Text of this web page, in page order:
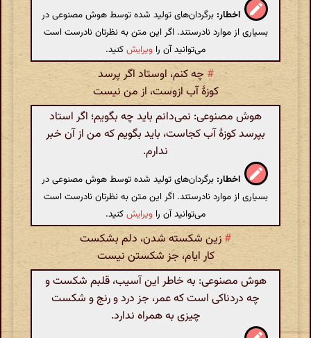
اخطار: برگردان‌های تولید شده توسط هوش مصنوعی در
بسیاری از موارد نادرستند. اگر این متن به نظرتان نادرست است
می‌توانید آن را ویرایشکنید.
#چه کنم، اوستاد اگر پرسد
کوزهٔ آب ازوست، از من نیست
هوش مصنوعی: نمی‌دانم باید چه بگویم؛ اگر استاد
بپرسد کوزهٔ آب کجاست، باید بگویم که من از آن خبر
ندارم.
اخطار: برگردان‌های تولید شده توسط هوش مصنوعی در
بسیاری از موارد نادرستند. اگر این متن به نظرتان نادرست است
می‌توانید آن را ویرایشکنید.
# زین شکسته شدن، دلم بشکست
کار ایام، جز شکستن نیست
هوش مصنوعی: به خاطر این آسیب، قلبم شکست و
چه دردناکی است که عمر، جز درد و رنج و شکست
چیزی به همراه ندارد.